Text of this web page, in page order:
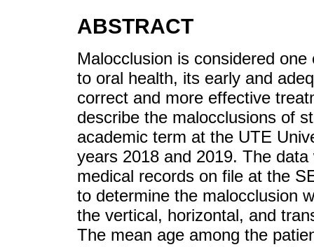
ABSTRACT
Malocclusion is considered
to oral health, its early and
correct and more effective
describe the malocclusions of
academic term at the UTE
years 2018 and 2019. The
medical records on file at the
to determine the malocclusion
the vertical, horizontal, and
The mean age among the